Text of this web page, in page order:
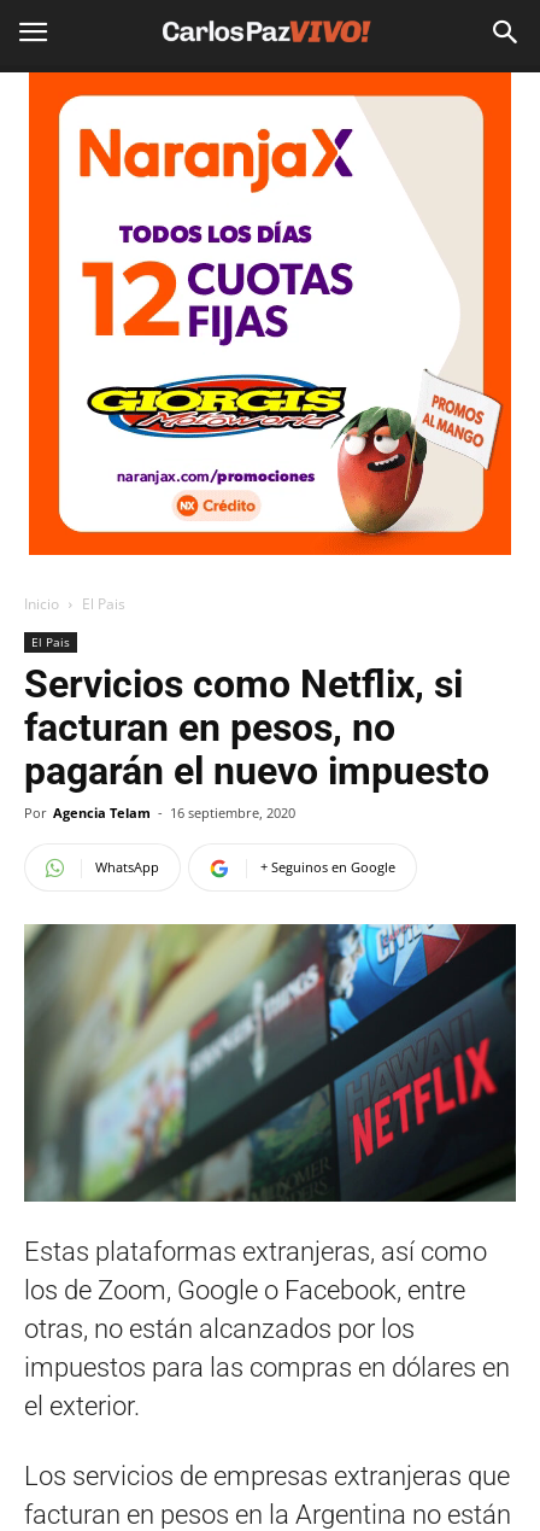
Inicio El Pais
El Pais
Servicios como Netflix, si
facturan en pesos, no
pagarán el nuevo impuesto
Por Agencia Telam - 16 septiembre, 2020
WhatsApp + Seguinos en Google
Estas plataformas extranjeras, así como
los de Zoom, Google o Facebook, entre
otras, no están alcanzados por los
impuestos para las compras en dólares en
el exterior.
Los servicios de empresas extranjeras que
facturan en pesos en la Argentina no están